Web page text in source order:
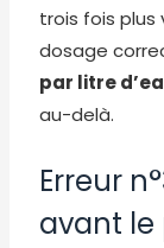
trois fois plus
dosage
par litre
au-delà.
Erreur
avant le